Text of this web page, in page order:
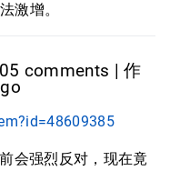
激增。
comments | 作
会强烈反对，现在竟